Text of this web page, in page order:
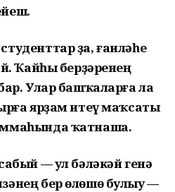
ҙа, ғаиләһе
Ҡайһы берҙәренең
Улар башҡаларға ла
ярҙам итеү маҡсаты
ҡатнаша.
— ул бәләкәй генә
бер өлөшө булыу —